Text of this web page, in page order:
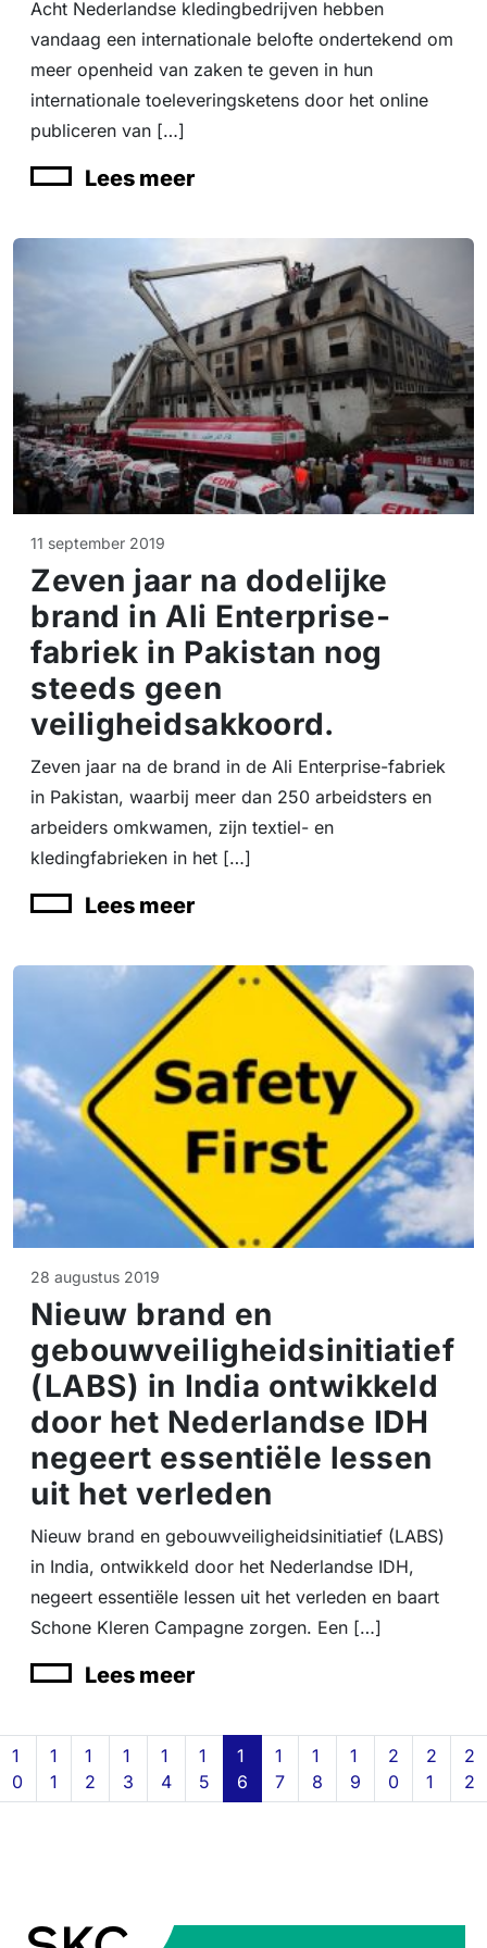
Acht Nederlandse kledingbedrijven hebben
vandaag een internationale belofte ondertekend om
meer openheid van zaken te geven in hun
internationale toeleveringsketens door het online
publiceren van […]
Lees meer
11 september 2019
Zeven jaar na dodelijke
brand in Ali Enterprise-
fabriek in Pakistan nog
steeds geen
veiligheidsakkoord.
Zeven jaar na de brand in de Ali Enterprise-fabriek
in Pakistan, waarbij meer dan 250 arbeidsters en
arbeiders omkwamen, zijn textiel- en
kledingfabrieken in het […]
Lees meer
28 augustus 2019
Nieuw brand en
gebouwveiligheidsinitiatief
(LABS) in India ontwikkeld
door het Nederlandse IDH
negeert essentiële lessen
uit het verleden
Nieuw brand en gebouwveiligheidsinitiatief (LABS)
in India, ontwikkeld door het Nederlandse IDH,
negeert essentiële lessen uit het verleden en baart
Schone Kleren Campagne zorgen. Een […]
Lees meer
Page navigation
Page
1
0
Page
1
1
Page
1
2
Page
1
3
Page
1
4
Page
1
5
Current Page
1
6
Page
1
7
Page
1
8
Page
1
9
Page
2
0
Page
2
1
2
2